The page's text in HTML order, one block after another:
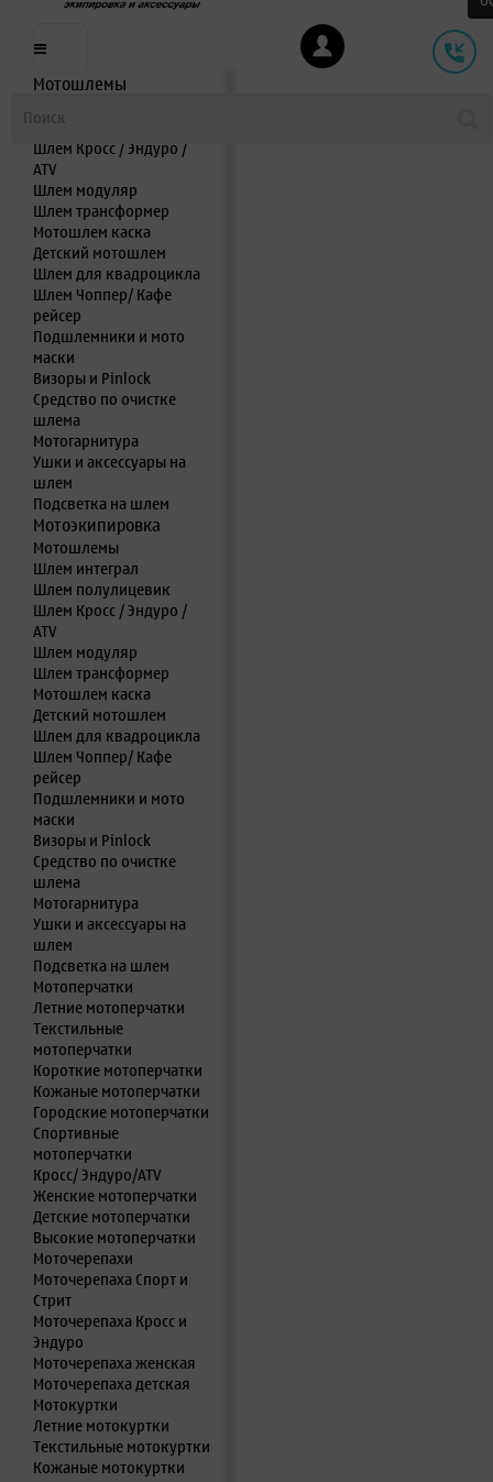
Мотошлемы
Шлем полулицевик
Шлем Кросс / Эндуро /
ATV
Шлем модуляр
Шлем трансформер
Мотошлем каска
Детский мотошлем
Шлем для квадроцикла
Шлем Чоппер/ Кафе
рейсер
Подшлемники и мото
маски
Визоры и Pinlock
Средство по очистке
шлема
Мотогарнитура
Ушки и аксессуары на
шлем
Подсветка на шлем
Мотоэкипировка
Мотошлемы
Шлем интеграл
Шлем полулицевик
Шлем Кросс / Эндуро /
ATV
Шлем модуляр
Шлем трансформер
Мотошлем каска
Детский мотошлем
Шлем для квадроцикла
Шлем Чоппер/ Кафе
рейсер
Подшлемники и мото
маски
Визоры и Pinlock
Средство по очистке
шлема
Мотогарнитура
Ушки и аксессуары на
шлем
Подсветка на шлем
Мотоперчатки
Летние мотоперчатки
Текстильные
мотоперчатки
Короткие мотоперчатки
Кожаные мотоперчатки
Городские мотоперчатки
Спортивные
мотоперчатки
Кросс/ Эндуро/ATV
Женские мотоперчатки
Детские мотоперчатки
Высокие мотоперчатки
Моточерепахи
Моточерепаха Спорт и
Стрит
Моточерепаха Кросс и
Эндуро
Моточерепаха женская
Моточерепаха детская
Мотокуртки
Летние мотокуртки
Текстильные мотокуртки
Кожаные мотокуртки